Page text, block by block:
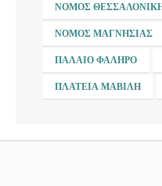
ΝΟΜΌΣ
ΝΟΜΌΣ ΜΑΓΝΗΣΊΑΣ
ΠΑΛΑΙΌ ΦΆΛΗΡΟ
ΠΛΑΤΕΊΑ ΜΑΒΊΛΗ